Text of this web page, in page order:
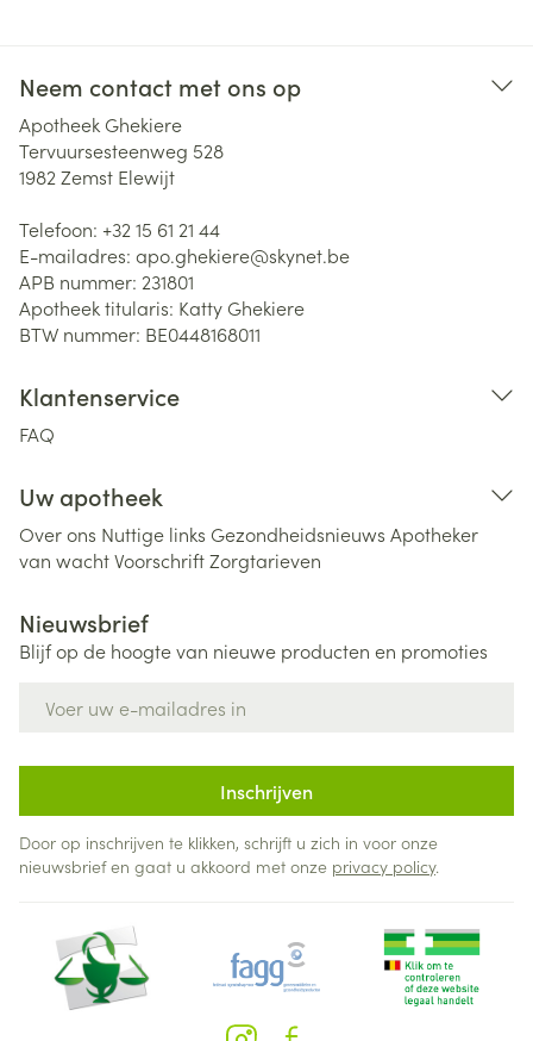
Neem contact met ons op
Apotheek Ghekiere
Tervuursesteenweg 528
1982 Zemst Elewijt
Telefoon: +32 15 61 21 44
E-mailadres: apo.ghekiere@skynet.be
APB nummer: 231801
Apotheek titularis: Katty Ghekiere
BTW nummer: BE0448168011
Klantenservice
FAQ
Uw apotheek
Over ons Nuttige links Gezondheidsnieuws Apotheker
van wachtVoorschriftZorgtarieven
Nieuwsbrief
Blijf op de hoogte van nieuwe producten en promoties
Inschrijven
Door op inschrijven te klikken, schrijft u zich in voor onze
nieuwsbrief en gaat u akkoord met onze privacy policy.